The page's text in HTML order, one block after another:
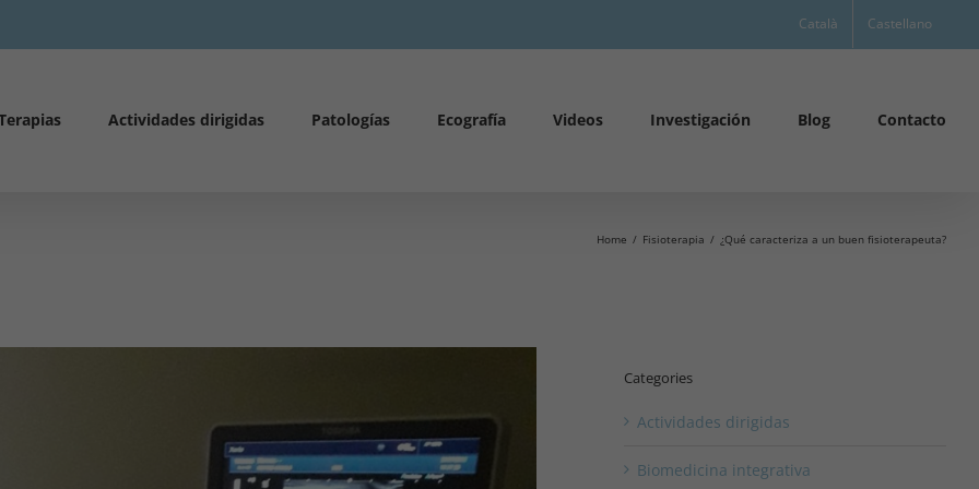
Català Castellano
Actividades dirigidas Patologías Ecografía Videos Investigación Blog Contacto
Home Fisioterapia ¿Qué caracteriza a un buen fisioterapeuta?
Categories
Actividades dirigidas
Biomedicina integrativa